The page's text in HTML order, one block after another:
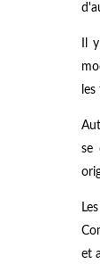
Il
se
et